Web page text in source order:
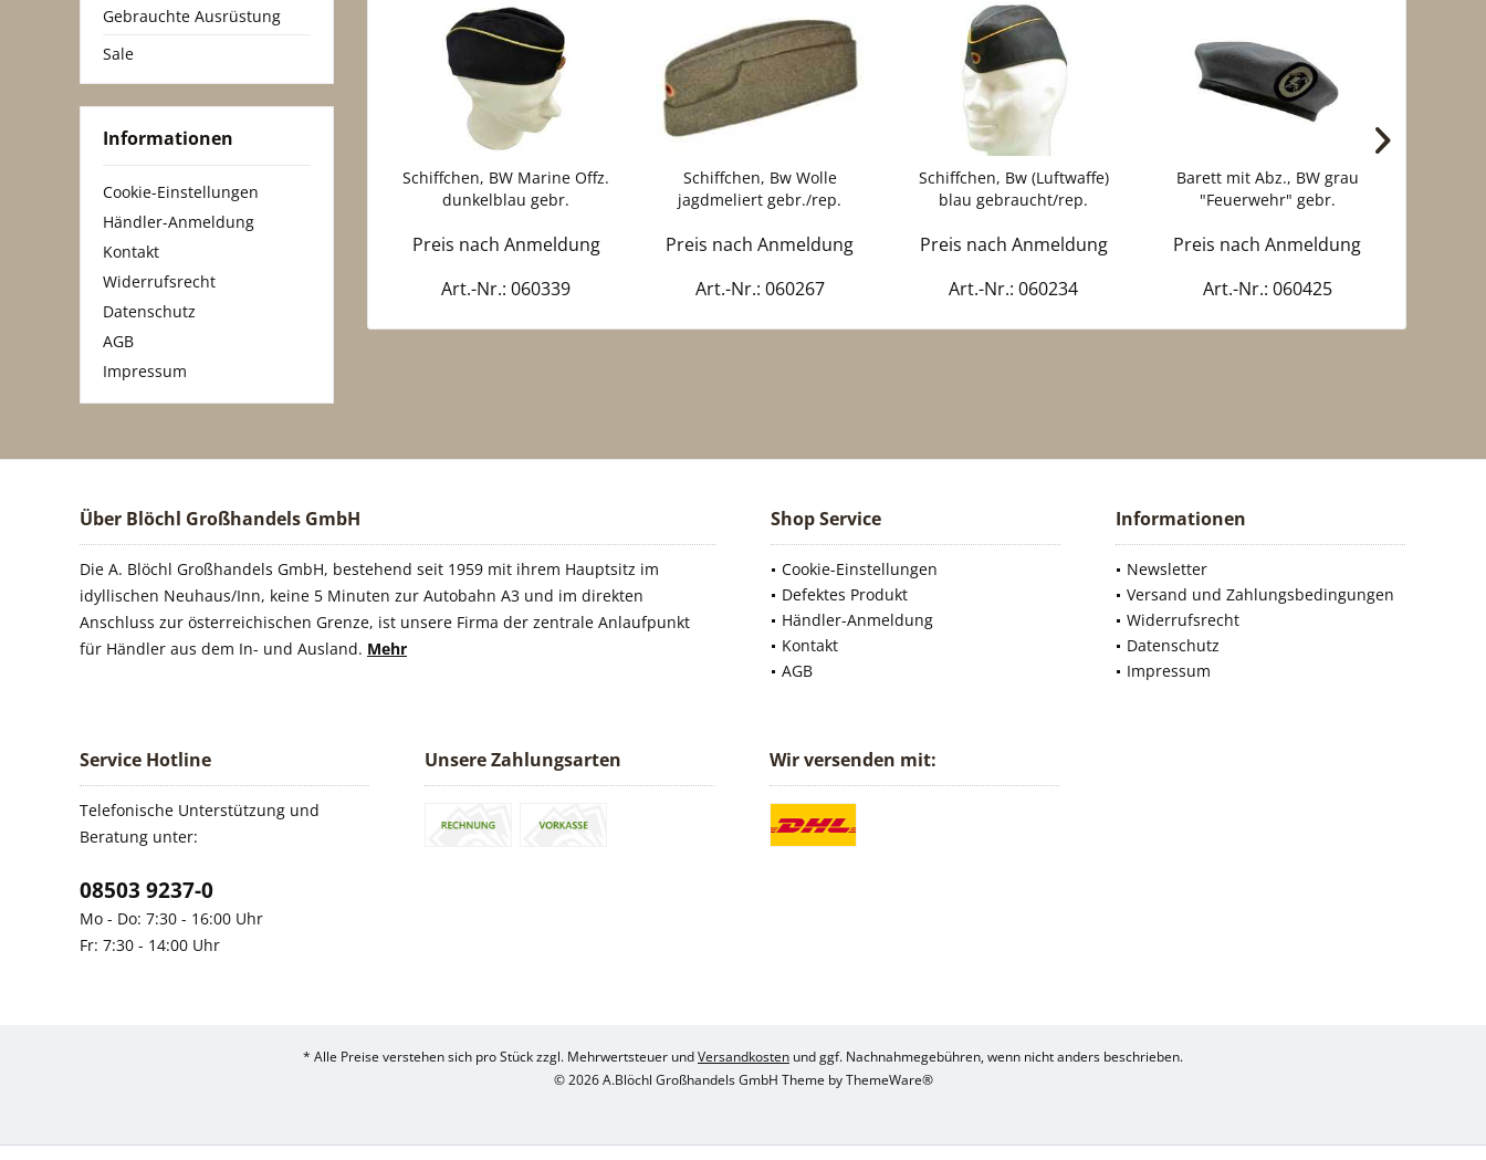
Gebrauchte Ausrüstung
Sale
Informationen
Cookie-Einstellungen
Händler-Anmeldung
Kontakt
Widerrufsrecht
Datenschutz
AGB
Impressum
Schiffchen, BW Marine Offz.
dunkelblau gebr.
Preis nach Anmeldung
Art.-Nr.: 060339
Schiffchen, Bw Wolle
jagdmeliert gebr./rep.
Preis nach Anmeldung
Art.-Nr.: 060267
Schiffchen, Bw (Luftwaffe)
blau gebraucht/rep.
Preis nach Anmeldung
Art.-Nr.: 060234
Barett mit Abz., BW grau
"Feuerwehr" gebr.
Preis nach Anmeldung
Art.-Nr.: 060425
Über Blöchl Großhandels GmbH
Die A. Blöchl Großhandels GmbH, bestehend seit 1959 mit ihrem Hauptsitz im
idyllischen Neuhaus/Inn, keine 5 Minuten zur Autobahn A3 und im direkten
Anschluss zur österreichischen Grenze, ist unsere Firma der zentrale Anlaufpunkt
für Händler aus dem In- und Ausland. Mehr
Shop Service
Cookie-Einstellungen
Defektes Produkt
Händler-Anmeldung
Kontakt
AGB
Informationen
Newsletter
Versand und Zahlungsbedingungen
Widerrufsrecht
Datenschutz
Impressum
Service Hotline
Telefonische Unterstützung und
Beratung unter:
08503 9237-0
Mo - Do: 7:30 - 16:00 Uhr
Fr: 7:30 - 14:00 Uhr
Unsere Zahlungsarten Wir versenden mit:
* Alle Preise verstehen sich pro Stück zzgl. Mehrwertsteuer undVersandkosten und ggf. Nachnahmegebühren, wenn nicht anders beschrieben.
© 2026 A.Blöchl Großhandels GmbH Theme byThemeWare®